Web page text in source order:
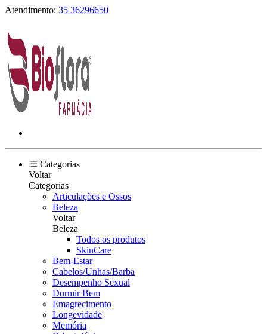
Atendimento: 35 36296650
Categorias
Voltar
Categorias
Articulações e Ossos
Beleza
Voltar
Beleza
Todos os produtos
SkinCare
Bem-Estar
Cabelos/Unhas/Barba
Desempenho Sexual
Dormir Bem
Emagrecimento
Longevidade
Memória